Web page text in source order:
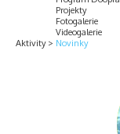
Aktivity
Projekty
Fotogalerie
Videogalerie
Novinky